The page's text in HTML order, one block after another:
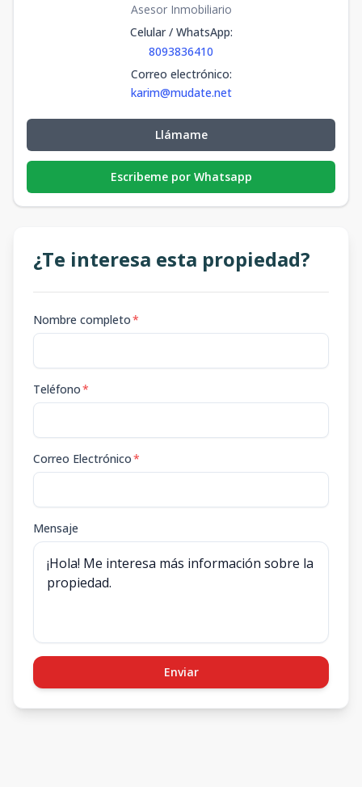
Asesor Inmobiliario
Celular / WhatsApp:
8093836410
Correo electrónico:
karim@mudate.net
Llámame
Escribeme por Whatsapp
¿Te interesa esta propiedad?
Nombre completo*
Teléfono*
Correo Electrónico*
Mensaje
Enviar